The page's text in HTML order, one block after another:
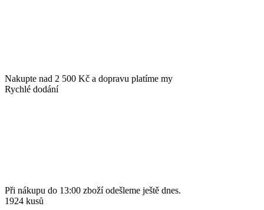
Nakupte nad 2 500 Kč a dopravu platíme my
Rychlé dodání
Při nákupu do 13:00 zboží odešleme ještě dnes.
1924 kusů